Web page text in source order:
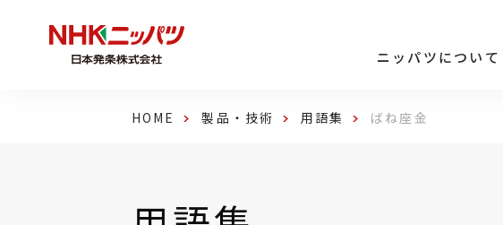
ニッパツについて
HOME 製品・技術 用語集 ばね座金